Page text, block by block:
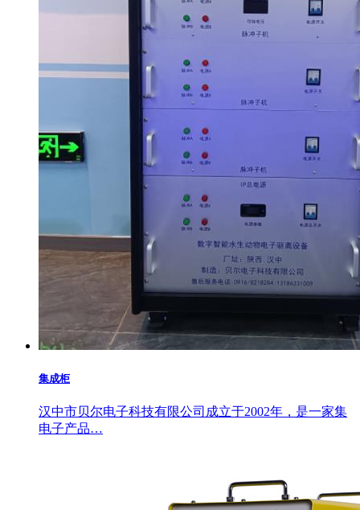
集成柜
汉中市贝尔电子科技有限公司成立于2002年，是一家集
电子产品…